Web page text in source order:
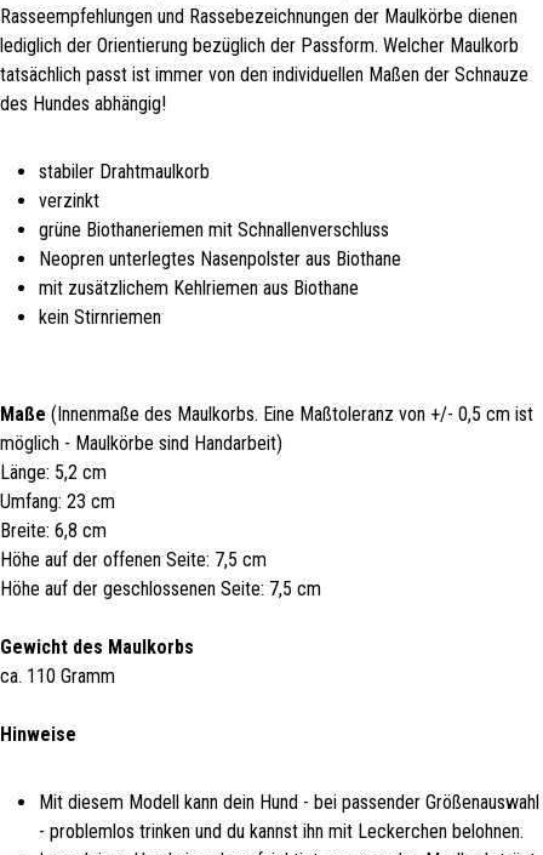
Rasseempfehlungen und Rassebezeichnungen der Maulkörbe dienen
lediglich der Orientierung bezüglich der Passform. Welcher Maulkorb
tatsächlich passt ist immer von den individuellen Maßen der Schnauze
des Hundes abhängig!
stabiler Drahtmaulkorb
verzinkt
grüne Biothaneriemen mit Schnallenverschluss
Neopren unterlegtes Nasenpolster aus Biothane
mit zusätzlichem Kehlriemen aus Biothane
kein Stirnriemen
Maße (Innenmaße des Maulkorbs. Eine Maßtoleranz von +/- 0,5 cm ist
möglich - Maulkörbe sind Handarbeit)
Länge: 5,2 cm
Umfang: 23 cm
Breite: 6,8 cm
Höhe auf der offenen Seite: 7,5 cm
Höhe auf der geschlossenen Seite: 7,5 cm
Gewicht des Maulkorbs
ca. 110 Gramm
Hinweise
Mit diesem Modell kann dein Hund - bei passender Größenauswahl
- problemlos trinken und du kannst ihn mit Leckerchen belohnen.